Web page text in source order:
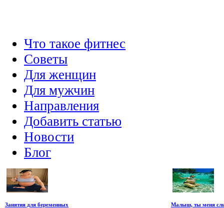
Что такое фитнес
Советы
Для женщин
Для мужчин
Направления
Добавить статью
Новости
Блог
Занятия для беременных Малыш, ты меня